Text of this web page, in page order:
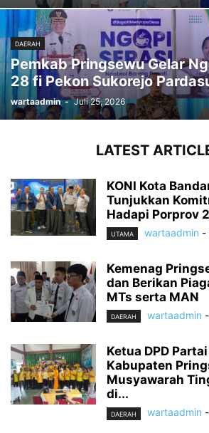
DAERAH
Pemkab Pringsewu Gelar
28 fi Pekon Sukorejo
wartaadmin - Juli 25, 2026
LATEST
KONI Kota
Tunjukkan
Hadapi Porprov
UTAMA wartaadmin -
Kemenag
dan Berikan
MTs serta MAN
DAERAH wartaadmin -
Ketua DPD
Kabupaten
Musyawarah
di...
DAERAH wartaadmin -